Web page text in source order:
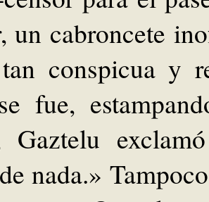
un cabroncete
conspicua y
fue,
Gaztelu
nada.»